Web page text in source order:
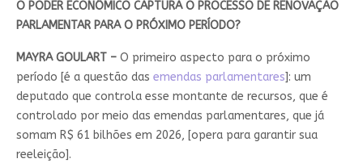
O PODER ECONÔMICO CAPTURA O PROCESSO DE RENOVAÇÃO
PARLAMENTAR PARA O PRÓXIMO PERÍODO?
MAYRA GOULART –O primeiro aspecto para o próximo
período [é a questão das emendas parlamentares]: um
deputado que controla esse montante de recursos, que é
controlado por meio das emendas parlamentares, que já
somam R$ 61 bilhões em 2026, [opera para garantir sua
reeleição].